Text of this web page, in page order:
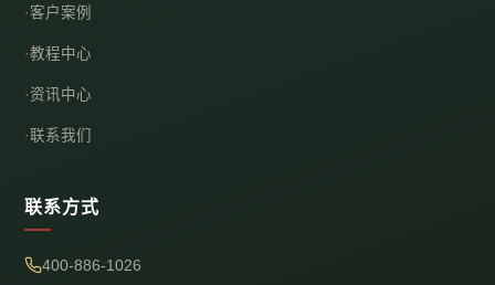
客户案例
教程中心
资讯中心
联系我们
联系方式
400-886-1026